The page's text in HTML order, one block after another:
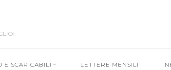
E SCARICABILI LETTERE MENSILI